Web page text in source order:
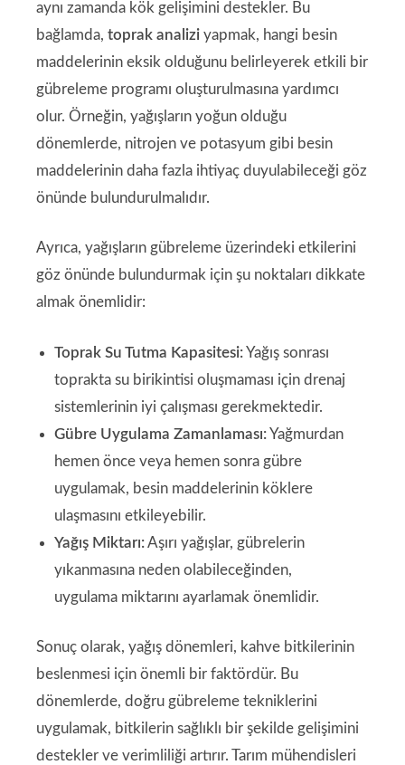
aynı zamanda kök gelişimini destekler. Bu
bağlamda, toprak analizi yapmak, hangi besin
maddelerinin eksik olduğunu belirleyerek etkili bir
gübreleme programı oluşturulmasına yardımcı
olur. Örneğin, yağışların yoğun olduğu
dönemlerde, nitrojen ve potasyum gibi besin
maddelerinin daha fazla ihtiyaç duyulabileceği göz
önünde bulundurulmalıdır.
Ayrıca, yağışların gübreleme üzerindeki etkilerini
göz önünde bulundurmak için şu noktaları dikkate
almak önemlidir:
Toprak Su Tutma Kapasitesi:Yağış sonrası
toprakta su birikintisi oluşmaması için drenaj
sistemlerinin iyi çalışması gerekmektedir.
Gübre Uygulama Zamanlaması:Yağmurdan
hemen önce veya hemen sonra gübre
uygulamak, besin maddelerinin köklere
ulaşmasını etkileyebilir.
Yağış Miktarı:Aşırı yağışlar, gübrelerin
yıkanmasına neden olabileceğinden,
uygulama miktarını ayarlamak önemlidir.
Sonuç olarak, yağış dönemleri, kahve bitkilerinin
beslenmesi için önemli bir faktördür. Bu
dönemlerde, doğru gübreleme tekniklerini
uygulamak, bitkilerin sağlıklı bir şekilde gelişimini
destekler ve verimliliği artırır. Tarım mühendisleri